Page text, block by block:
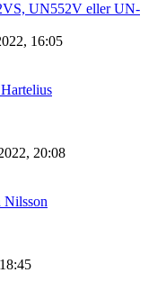
UN552V eller UN-
16:05
20:08
Nilsson